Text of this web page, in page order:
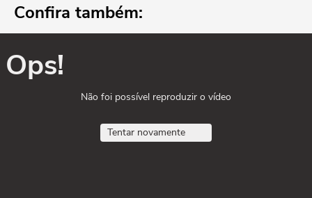
Confira também:
Ops!
Não foi possível reproduzir o vídeo
Tentar novamente